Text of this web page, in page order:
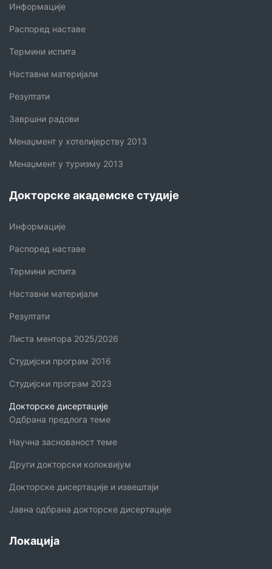
Информације
Распоред наставе
Термини испита
Наставни материјали
Резултати
Завршни радови
Менаџмент у хотелијерству 2013
Менаџмент у туризму 2013
Докторске академске студије
Информације
Распоред наставе
Термини испита
Наставни материјали
Резултати
Листа ментора 2025/2026
Студијски програм 2016
Студијски програм 2023
Докторске дисертације
Одбрана предлога теме
Научна заснованост теме
Други докторски колоквијум
Докторске дисертације и извештаји
Јавна одбрана докторске дисертације
Локација